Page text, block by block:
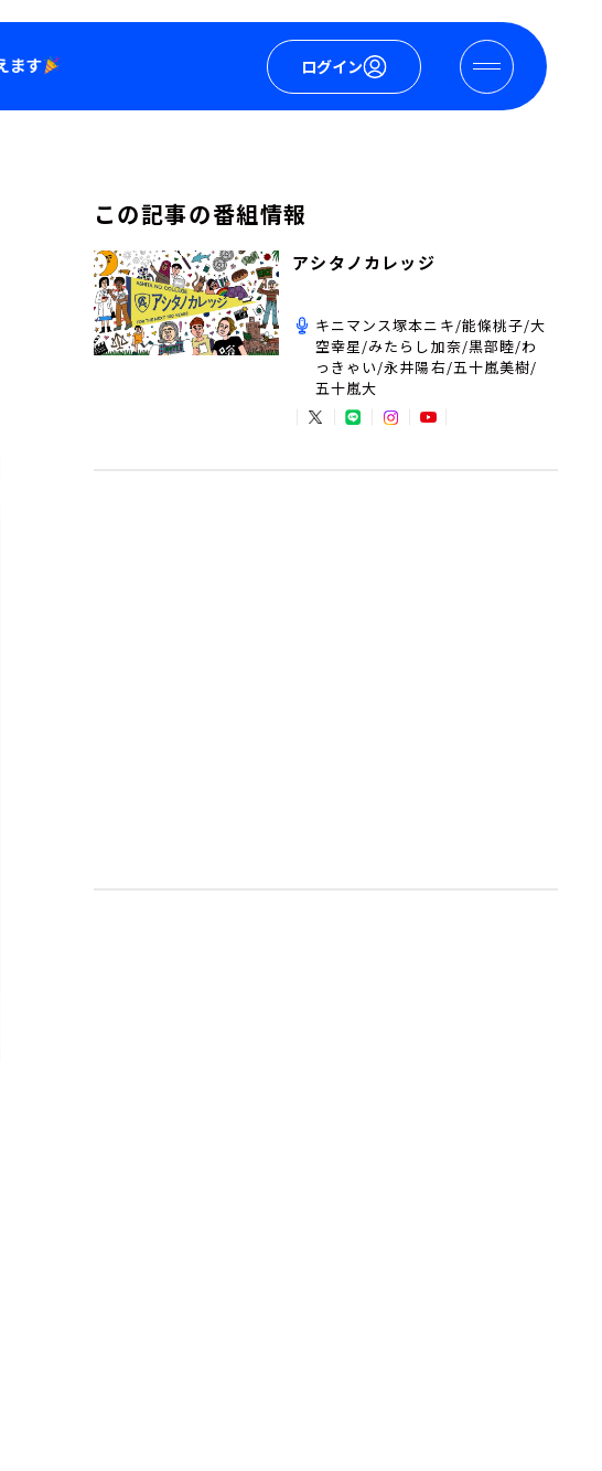
ログイン
この記事の番組情報
アシタノカレッジ
キニマンス塚本ニキ/能條桃子/大
空幸星/みたらし加奈/黒部睦/わ
っきゃい/永井陽右/五十嵐美樹/
五十嵐大